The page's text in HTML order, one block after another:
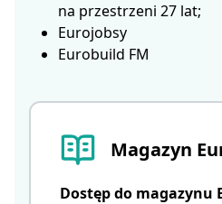
Magazyn
Dostęp do magazynu
na przestrzeni 27 lat;
Eurojobsy
Eurobuild FM